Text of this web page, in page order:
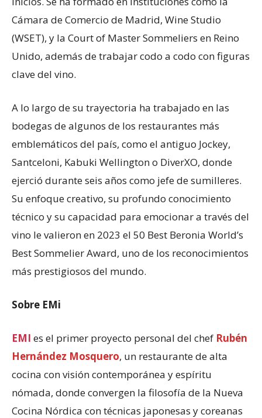
Cámara de Comercio de Madrid, Wine Studio
(WSET), y la Court of Master Sommeliers en Reino
Unido, además de trabajar codo a codo con figuras
clave del vino.
A lo largo de su trayectoria ha trabajado en las
bodegas de algunos de los restaurantes más
emblemáticos del país, como el antiguo Jockey,
Santceloni, Kabuki Wellington o DiverXO, donde
ejerció durante seis años como jefe de sumilleres.
Su enfoque creativo, su profundo conocimiento
técnico y su capacidad para emocionar a través del
vino le valieron en 2023 el 50 Best Beronia World’s
Best Sommelier Award, uno de los reconocimientos
más prestigiosos del mundo.
Sobre EMi
EMI es el primer proyecto personal del chef Rubén
Hernández Mosquero, un restaurante de alta
cocina con visión contemporánea y espíritu
nómada, donde convergen la filosofía de la Nueva
Cocina Nórdica con técnicas japonesas y coreanas